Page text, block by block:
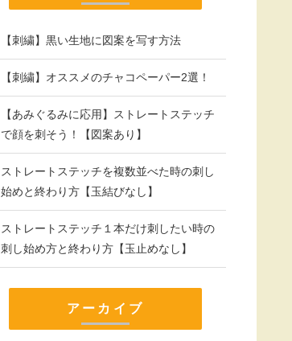
【刺繍】黒い生地に図案を写す方法
【刺繍】オススメのチャコペーパー2選！
【あみぐるみに応用】ストレートステッチ
で顔を刺そう！【図案あり】
ストレートステッチを複数並べた時の刺し
始めと終わり方【玉結びなし】
ストレートステッチ１本だけ刺したい時の
刺し始め方と終わり方【玉止めなし】
アーカイブ